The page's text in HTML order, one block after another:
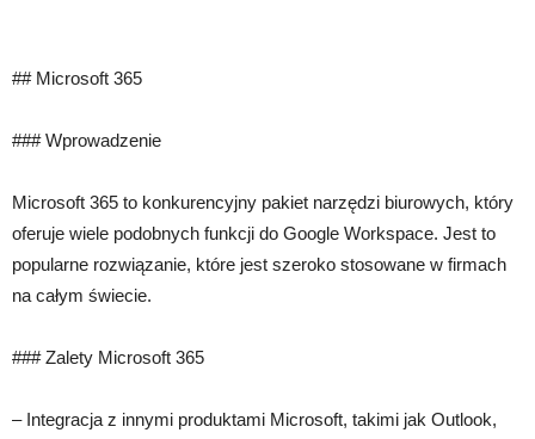
## Microsoft 365
### Wprowadzenie
Microsoft 365 to konkurencyjny pakiet narzędzi biurowych, który
oferuje wiele podobnych funkcji do Google Workspace. Jest to
popularne rozwiązanie, które jest szeroko stosowane w firmach
na całym świecie.
### Zalety Microsoft 365
– Integracja z innymi produktami Microsoft, takimi jak Outlook,